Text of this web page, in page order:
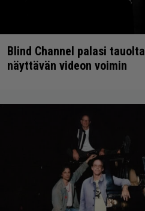
Blind Channel palasi
näyttävän videon voimin